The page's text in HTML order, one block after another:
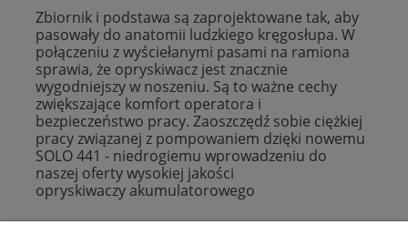
Zbiornik i podstawa są zaprojektowane tak, aby
pasowały do anatomii ludzkiego kręgosłupa. W
połączeniu z wyściełanymi pasami na ramiona
sprawia, że opryskiwacz jest znacznie
wygodniejszy w noszeniu. Są to ważne cechy
zwiększające komfort operatora i
bezpieczeństwo pracy. Zaoszczędź sobie ciężkiej
pracy związanej z pompowaniem dzięki nowemu
SOLO 441 - niedrogiemu wprowadzeniu do
naszej oferty wysokiej jakości
opryskiwaczy akumulatorowego